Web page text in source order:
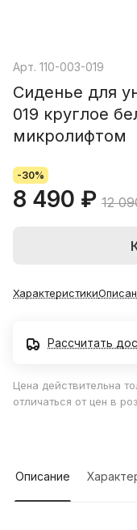
Арт. 110-003-019
Сиденье для
019 круглое
микролифтом
-30%
8 490 ₽ 12
Характеристики
Рассчитать
Цена действительна
отличаться от цен в
Описание